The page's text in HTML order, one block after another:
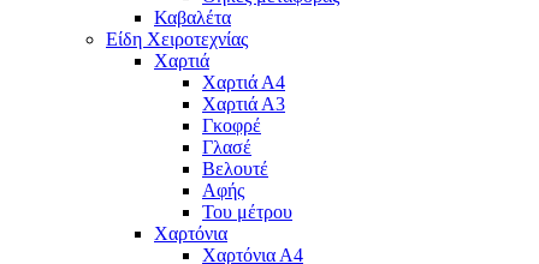
Καβαλέτα
Είδη Χειροτεχνίας
Χαρτιά
Χαρτιά Α4
Χαρτιά Α3
Γκοφρέ
Γλασέ
Βελουτέ
Αφής
Του μέτρου
Χαρτόνια
Χαρτόνια Α4